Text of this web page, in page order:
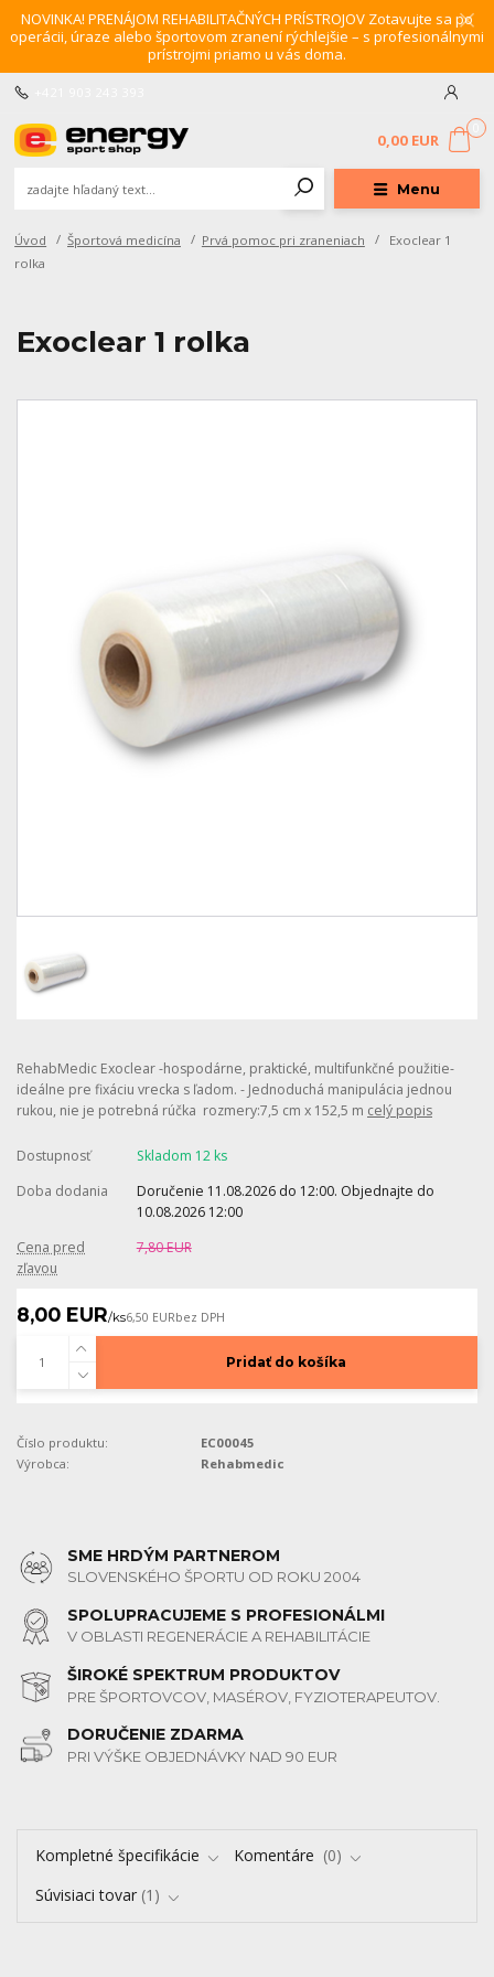
NOVINKA! PRENÁJOM REHABILITAČNÝCH PRÍSTROJOV Zotavujte sa po
operácii, úraze alebo športovom zranení rýchlejšie – s profesionálnymi
prístrojmi priamo u vás doma.
Menu
0,00 EUR
Úvod Športová medicína Prvá pomoc pri zraneniach
Exoclear 1
rolka
Exoclear 1 rolka
RehabMedic Exoclear -hospodárne, praktické, multifunkčné použitie-
ideálne pre fixáciu vrecka s ľadom. - Jednoduchá manipulácia jednou
rukou, nie je potrebná rúčka rozmery:7,5 cm x 152,5 m celý popis
Dostupnosť
Skladom 12 ks
Doba dodania
Doručenie 11.08.2026 do 12:00. Objednajte do
10.08.2026 12:00
Cena pred
zľavou
7,80 EUR
8,00 EUR/ks6,50 EURbez DPH
Pridať do košíka
Číslo produktu:
EC00045
Výrobca:
Rehabmedic
SME HRDÝM PARTNEROM
SLOVENSKÉHO ŠPORTU OD ROKU 2004
SPOLUPRACUJEME S PROFESIONÁLMI
V OBLASTI REGENERÁCIE A REHABILITÁCIE
ŠIROKÉ SPEKTRUM PRODUKTOV
PRE ŠPORTOVCOV, MASÉROV, FYZIOTERAPEUTOV.
DORUČENIE ZDARMA
PRI VÝŠKE OBJEDNÁVKY NAD 90 EUR
Kompletné špecifikácie Komentáre
0
Súvisiaci tovar 1